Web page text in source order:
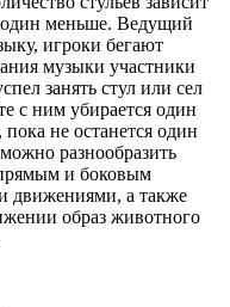
один меньше. Ведущий
игроки бегают
музыки участники
занять стул или сел
с ним убирается один
не останется один
разнообразить
и боковым
движениями, а также
образ животного